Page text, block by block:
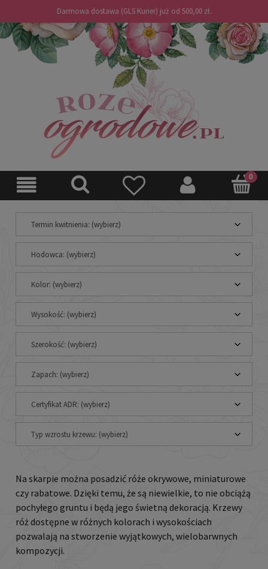
Darmowa dostawa (GLS Kurier) już od 500,00 zł.
Termin kwitnienia: (wybierz)
Hodowca: (wybierz)
Kolor: (wybierz)
Wysokość: (wybierz)
Szerokość: (wybierz)
Zapach: (wybierz)
Certyfikat ADR: (wybierz)
Typ wzrostu krzewu: (wybierz)
Na skarpie można posadzić róże okrywowe, miniaturowe
czy rabatowe. Dzięki temu, że są niewielkie, to nie obciążą
pochyłego gruntu i będą jego świetną dekoracją. Krzewy
róż dostępne w różnych kolorach i wysokościach
pozwalają na stworzenie wyjątkowych, wielobarwnych
kompozycji.